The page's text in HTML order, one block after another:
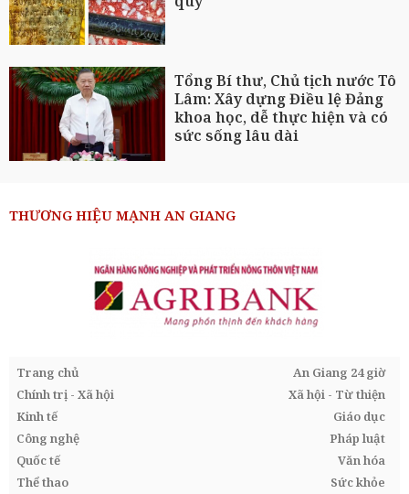
Tổng Bí thư, Chủ tịch nước Tô
Lâm: Xây dựng Điều lệ Đảng
khoa học, dễ thực hiện và có
sức sống lâu dài
THƯƠNG HIỆU MẠNH AN GIANG
Trang chủ
An Giang 24 giờ
Chính trị - Xã hội
Xã hội - Từ thiện
Kinh tế
Giáo dục
Công nghệ
Pháp luật
Quốc tế
Văn hóa
Thể thao
Sức khỏe